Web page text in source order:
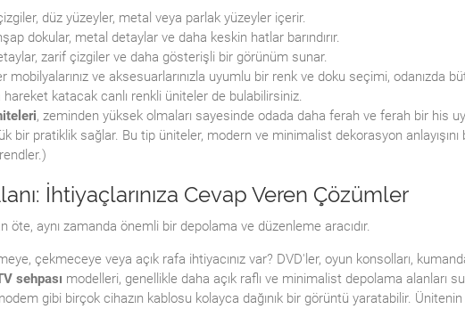
düz yüzeyler, metal veya parlak yüzeyler içerir.
dokular, metal detaylar ve daha keskin hatlar barındırır.
zarif çizgiler ve daha gösterişli bir görünüm sunar.
mobilyalarınız ve aksesuarlarınızla uyumlu bir renk ve doku seçimi, odanızda
hareket katacak canlı renkli üniteler de bulabilirsiniz.
, zeminden yüksek olmaları sayesinde odada daha ferah ve ferah bir his
bir pratiklik sağlar. Bu tip üniteler, modern ve minimalist dekorasyon
İhtiyaçlarınıza Cevap Veren Çözümler
aynı zamanda önemli bir depolama ve düzenleme aracıdır.
çekmeceye veya açık rafa ihtiyacınız var? DVD'ler, oyun konsolları,
sehpası modelleri, genellikle daha açık raflı ve minimalist depolama alanları
gibi birçok cihazın kablosu kolayca dağınık bir görüntü yaratabilir.